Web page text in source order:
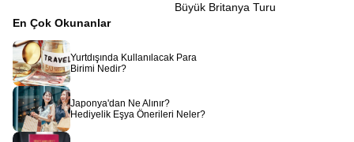
Büyük Britanya Turu
En Çok Okunanlar
Yurtdışında Kullanılacak Para
Birimi Nedir?
Japonya'dan Ne Alınır?
Hediyelik Eşya Önerileri Neler?